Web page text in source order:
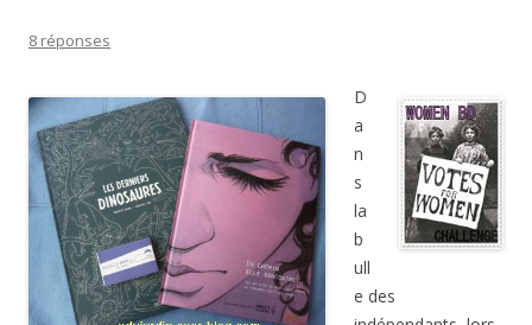
8 réponses
D
a
n
s
la
b
ull
e des